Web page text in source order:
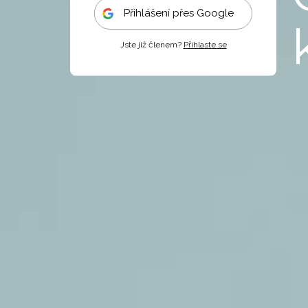
Přihlášení přes Google
Jste již členem? Přihlaste se